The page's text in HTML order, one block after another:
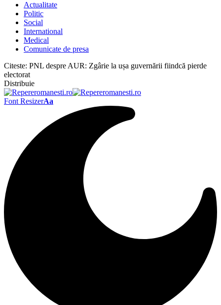
Actualitate
Politic
Social
International
Medical
Comunicate de presa
Citeste: PNL despre AUR: Zgârie la ușa guvernării fiindcă pierde
electorat
Distribuie
Font ResizerAa